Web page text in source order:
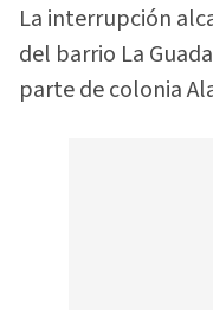
La interrupción
del barrio La
parte de colonia